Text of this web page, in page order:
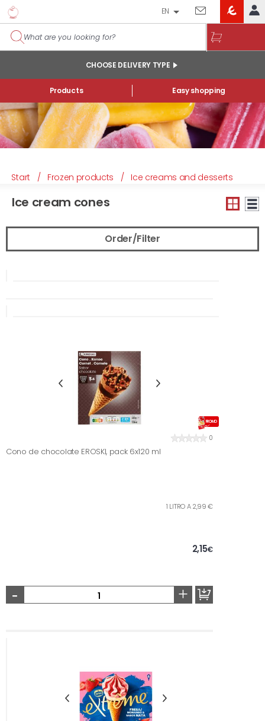
MY ACCOUNT
Online orders
My products purchased at the shop and online
Lists
EN
CLUB
Products
CHOOSE DELIVERY TYPE
Easy shopping
Start / Frozen products / Ice creams and desserts
Ice cream cones
Order/Filter
PROMO
0
Cono de chocolate EROSKI, pack 6x120 ml
1 LITRO A 2,99 €
2,15€
- +